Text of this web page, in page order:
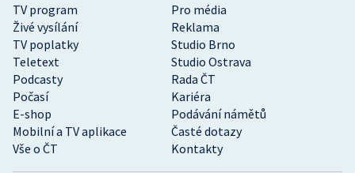
TV program
Pro média
Živé vysílání
Reklama
TV poplatky
Studio Brno
Teletext
Studio Ostrava
Podcasty
Rada ČT
Počasí
Kariéra
E-shop
Podávání námětů
Mobilní a TV aplikace
Časté dotazy
Vše o ČT
Kontakty